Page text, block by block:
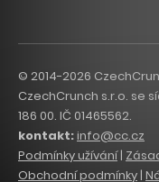
© 2014-2026
CzechCrunch s.r.o. se
186 00. IČ 01465562.
kontakt:info@cc.cz
Podmínky užívání|
Obchodní podmínky |